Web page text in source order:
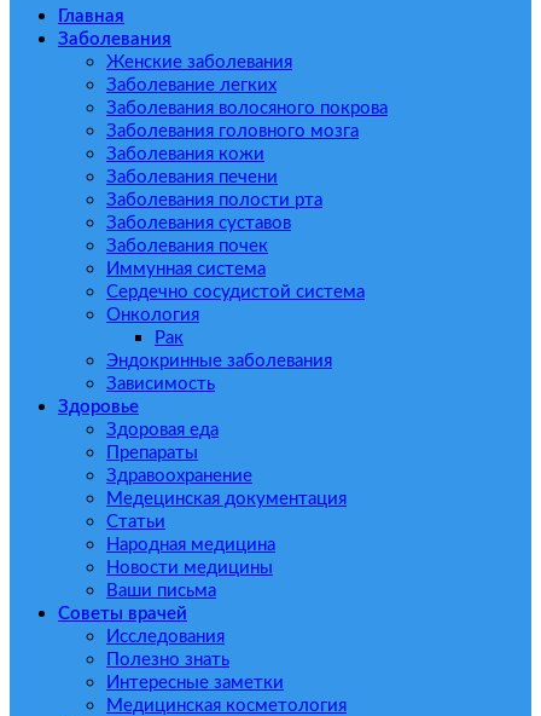
Главная
Заболевания
Женские заболевания
Заболевание легких
Заболевания волосяного покрова
Заболевания головного мозга
Заболевания кожи
Заболевания печени
Заболевания полости рта
Заболевания суставов
Заболевания почек
Иммунная система
Сердечно сосудистой система
Онкология
Рак
Эндокринные заболевания
Зависимость
Здоровье
Здоровая еда
Препараты
Здравоохранение
Медецинская документация
Статьи
Народная медицина
Новости медицины
Ваши письма
Советы врачей
Исследования
Полезно знать
Интересные заметки
Медицинская косметология